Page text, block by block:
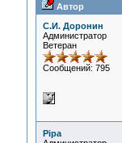
Автор
С.И. Доронин
Администратор
Ветеран
Сообщений: 795
Pipa